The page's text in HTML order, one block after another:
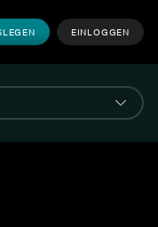
EINLOGGEN